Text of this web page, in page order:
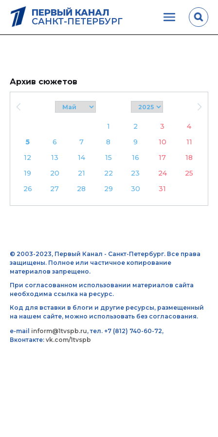
ПЕРВЫЙ КАНАЛ
САНКТ-ПЕТЕРБУРГ
Архив сюжетов
1 2 3
4
5
6 7 8 9 10
11
12
13 14 15 16 17
18
19
20 21 22 23 24
25
26
27 28 29 30 31
© 2003-2023, Первый Канал - Санкт-Петербург. Все права
защищены. Полное или частичное копирование
материалов запрещено.
При согласованном использовании материалов сайта
необходима ссылка на ресурс.
Код для вставки в блоги и другие ресурсы, размещенный
на нашем сайте, можно использовать без согласования.
e-mail inform@1tvspb.ru, тел. +7 (812) 740-60-72,
Вконтакте: vk.com/1tvspb